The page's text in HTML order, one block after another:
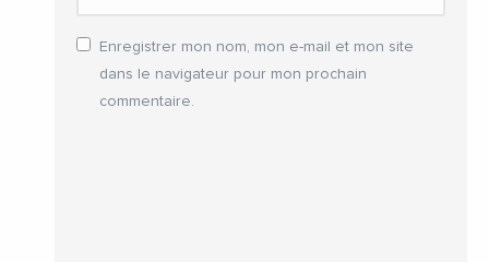
Enregistrer mon nom, mon e-mail et mon site
dans le navigateur pour mon prochain
commentaire.